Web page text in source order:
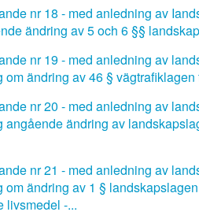
nr 18 - med anledning av
ändring av 5 och 6 §§
nr 19 - med anledning av
ändring av 46 §
nr 20 - med anledning av
ändring av
nr 21 - med anledning av
ändring av 1 §
livsmedel -...